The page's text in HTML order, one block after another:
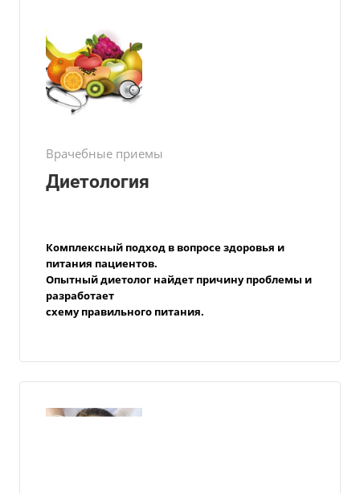
Врачебные приемы
Диетология
Комплексный подход в вопросе здоровья и
питания пациентов.
Опытныйдиетолог найдет причину проблемы и
разработает
схему правильного питания.